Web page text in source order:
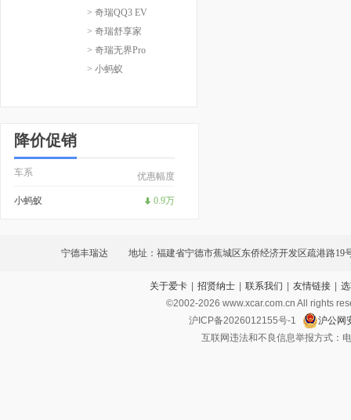
> 奇瑞QQ3 EV
> 奇瑞舒享家
> 奇瑞无界Pro
> 小蚂蚁
降价促销
车系 优惠幅度
小蚂蚁 0.9万
宁德丰瑞达 地址：福建省宁德市蕉城区东侨经济开发区疏港路19
关于爱卡 | 招贤纳士 | 联系我们 | 友情链接 |
©2002-2026 www.xcar.com.cn All rights
沪ICP备2026012155号-1
沪公网
互联网违法和不良信息举报方式：